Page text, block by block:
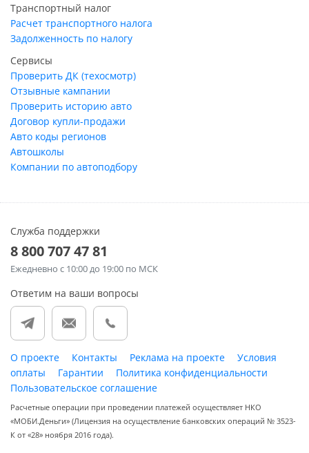
Транспортный налог
Расчет транспортного налога
Задолженность по налогу
Сервисы
Проверить ДК (техосмотр)
Отзывные кампании
Проверить историю авто
Договор купли-продажи
Авто коды регионов
Автошколы
Компании по автоподбору
Служба поддержки
8 800 707 47 81
Ежедневно с 10:00 до 19:00 по МСК
Ответим на ваши вопросы
О проекте Контакты Реклама на проекте
Условия
оплаты
Гарантии
Политика конфиденциальности
Пользовательское соглашение
Расчетные операции при проведении платежей осуществляет НКО
«МОБИ.Деньги» (Лицензия на осуществление банковских операций № 3523-
К от «28» ноября 2016 года).